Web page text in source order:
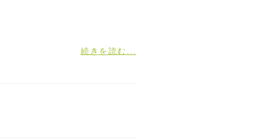
続きを読む...